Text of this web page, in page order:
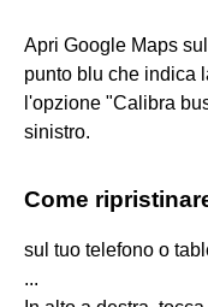
Apri Google Maps
punto blu che indica
l'opzione "Calibra
sinistro.
Come
sul tuo telefono o
...